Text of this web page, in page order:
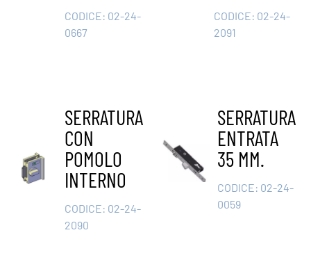
CODICE: 02-24-
0667
CODICE: 02-24-
2091
SERRATURA
CON
POMOLO
INTERNO
CODICE: 02-24-
2090
SERRATURA
ENTRATA
35 MM.
CODICE: 02-24-
0059